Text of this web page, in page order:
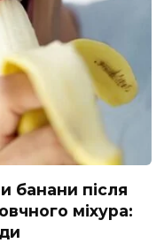
банани після
міхура: